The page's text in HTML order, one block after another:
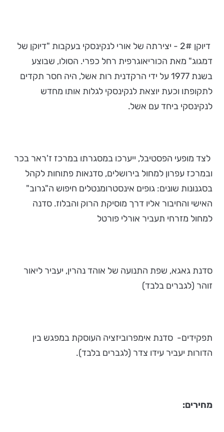
דיוקן 2# - יצירתה של אורי לנקינסקי בעקבות "דיוקן של
דמגוג" מאת הכוריאוגרפית רחל כפרי. הסולו, שבוצע
בשנת 1977 על ידי הרקדנית רות אשל, היה חסר תקדים
לתקופתו וכעת יוצאת לנקינסקי לגלות אותו מחדש
לנקינסקי ביחד עם אשל.
לצד מופעי הפסטיבל, ייערכו במסגרתו במרכז ז'ראר בכר
ובמרכז עפרון למחול בירושלים, סדנאות פתוחות לקהל
בסגנונות שונים: גופים אינסטרומנטלים חיפוש ה"גרוב"
האישי והחיבור אליו דרך מוסיקת הרוק והבלוז. סדנה
למחול מזרחי תעביר אורלי פורטל
סדנת גאגא, שפת התנועה של אוהד נהרין, יעביר ליאור
זוהר (לגברים בלבד)
תפקידים- סדנת אימפרוביזציה העוסקת במפגש בין
הדורות יעביר עידו צדר (לגברים בלבד).
מחירים: